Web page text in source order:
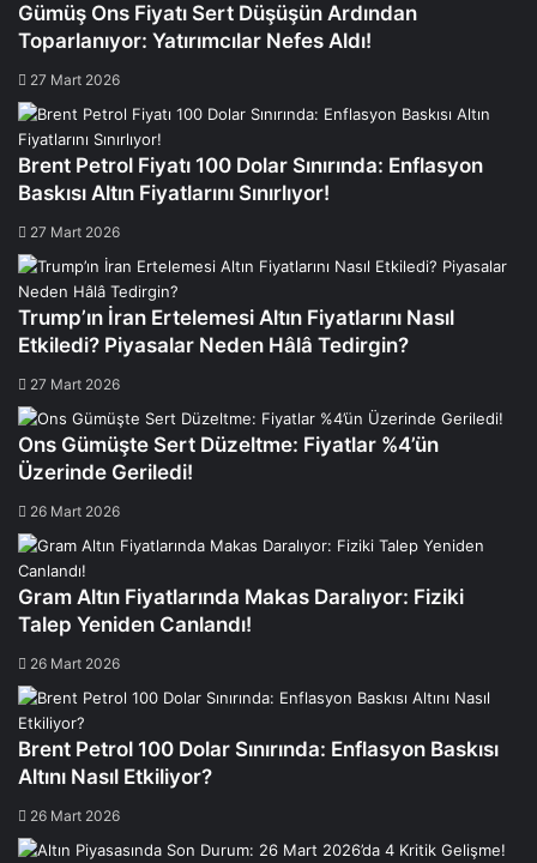
Gümüş Ons Fiyatı Sert Düşüşün Ardından
Toparlanıyor: Yatırımcılar Nefes Aldı!
27 Mart 2026
Brent Petrol Fiyatı 100 Dolar Sınırında: Enflasyon
Baskısı Altın Fiyatlarını Sınırlıyor!
27 Mart 2026
Trump’ın İran Ertelemesi Altın Fiyatlarını Nasıl
Etkiledi? Piyasalar Neden Hâlâ Tedirgin?
27 Mart 2026
Ons Gümüşte Sert Düzeltme: Fiyatlar %4’ün
Üzerinde Geriledi!
26 Mart 2026
Gram Altın Fiyatlarında Makas Daralıyor: Fiziki
Talep Yeniden Canlandı!
26 Mart 2026
Brent Petrol 100 Dolar Sınırında: Enflasyon Baskısı
Altını Nasıl Etkiliyor?
26 Mart 2026